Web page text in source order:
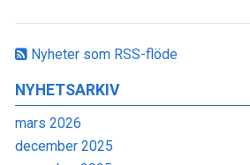
Nyheter som RSS-flöde
NYHETSARKIV
mars 2026
december 2025